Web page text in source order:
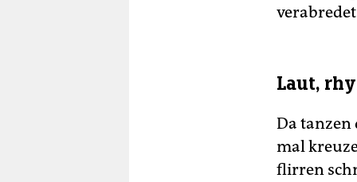
Laut,
Da tanzen
mal
flirren